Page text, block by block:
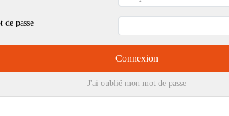
de passe
Connexion
J'ai oublié mon mot de passe